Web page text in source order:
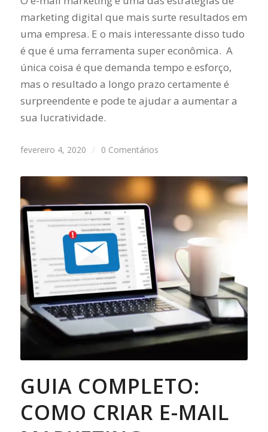
marketing digital que mais surte resultados em
uma empresa. E o mais interessante disso tudo
é que é uma ferramenta super econômica. A
única coisa é que demanda tempo e esforço,
mas o resultado a longo prazo certamente é
surpreendente e pode te ajudar a aumentar a
sua lucratividade.
fevereiro 4, 2020 / 0 Comentários
GUIA COMPLETO:
COMO CRIAR E-MAIL